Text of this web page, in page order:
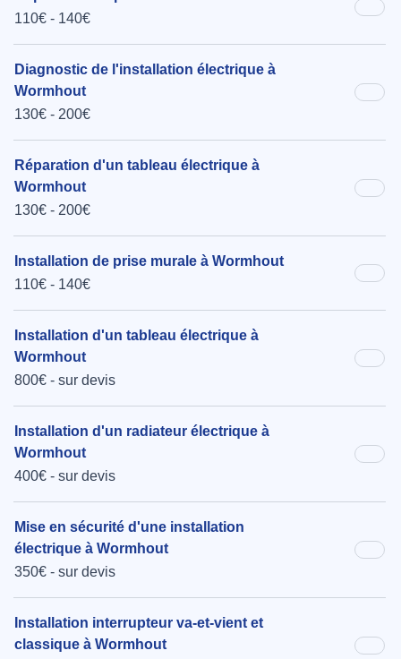
110€ - 140€
Diagnostic de l'installation électrique à
Wormhout
130€ - 200€
Réparation d'un tableau électrique à
Wormhout
130€ - 200€
Installation de prise murale à Wormhout
110€ - 140€
Installation d'un tableau électrique à
Wormhout
800€ - sur devis
Installation d'un radiateur électrique à
Wormhout
400€ - sur devis
Mise en sécurité d'une installation
électrique à Wormhout
350€ - sur devis
Installation interrupteur va-et-vient et
classique à Wormhout